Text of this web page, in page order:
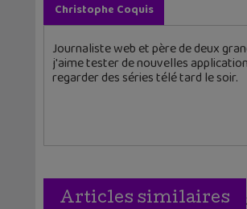
Christophe Coquis
Journaliste web et père de deux
j'aime tester de nouvelles
regarder des séries télé tard le soir.
Articles similaires